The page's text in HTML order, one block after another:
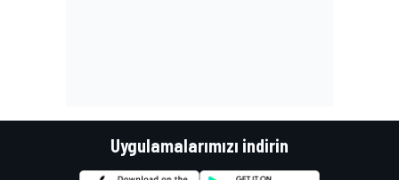
Uygulamalarımızı indirin